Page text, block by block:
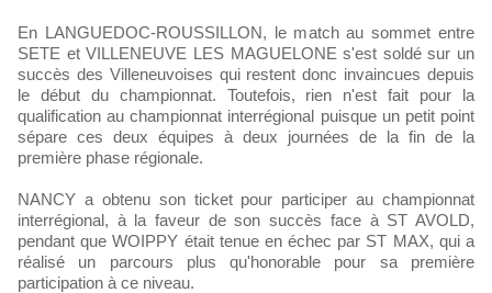
En LANGUEDOC-ROUSSILLON, le match au sommet entre
SETE et VILLENEUVE LES MAGUELONE s'est soldé sur un
succès des Villeneuvoises qui restent donc invaincues depuis
le début du championnat. Toutefois, rien n'est fait pour la
qualification au championnat interrégional puisque un petit point
sépare ces deux équipes à deux journées de la fin de la
première phase régionale.
NANCY a obtenu son ticket pour participer au championnat
interrégional, à la faveur de son succès face à ST AVOLD,
pendant que WOIPPY était tenue en échec par ST MAX, qui a
réalisé un parcours plus qu'honorable pour sa première
participation à ce niveau.